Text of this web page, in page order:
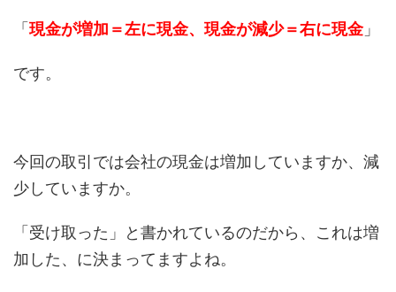
「現金が増加＝左に現金、現金が減少＝右に現金」
です。
今回の取引では会社の現金は増加していますか、減
少していますか。
「受け取った」と書かれているのだから、これは増
加した、に決まってますよね。